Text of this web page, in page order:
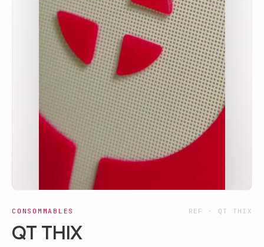
CONSOMMABLES REF · QT THIX
QT THIX